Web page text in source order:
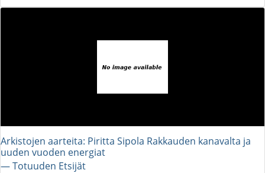
Arkistojen aarteita: Piritta Sipola Rakkauden kanavalta ja
uuden vuoden energiat
― Totuuden Etsijät